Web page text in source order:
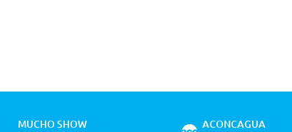
MUCHO SHOW
ACONCAGUA